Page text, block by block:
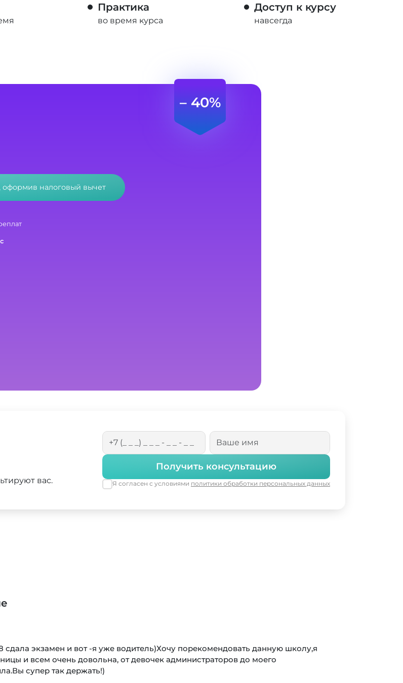
Практика
во время курса
Доступ к курсу
навсегда
– 40%
оформив налоговый вычет
вас.
Получить консультацию
Я согласен с условиями политики обработки персональных данных
Хочу поделиться своим восторгом от работы автошколы! Выездной менеджер был
и подписал договор на обучение, всё прошло гладко и быстро. Инструктор по
профессионалом своего дела, учил терпению и уверенности за рулем.